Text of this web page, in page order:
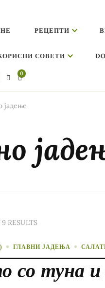
РЕЦЕПТИ
СОВЕТИ
0
јадење
RESULTS
ГЛАВНИ ЈАДЕЊА
со туна и